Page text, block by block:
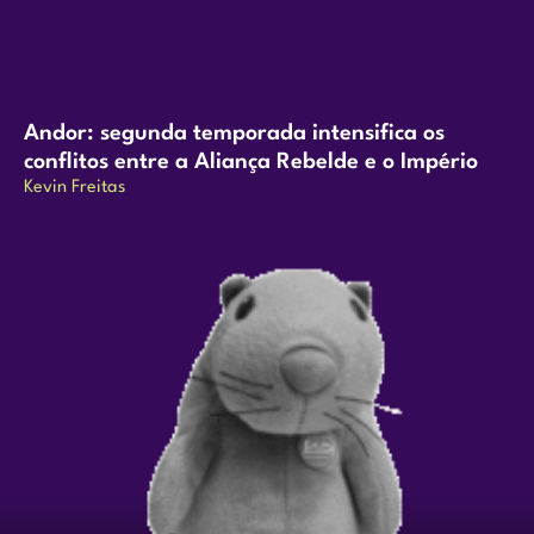
Andor: segunda temporada intensifica os
conflitos entre a Aliança Rebelde e o Império
Kevin Freitas